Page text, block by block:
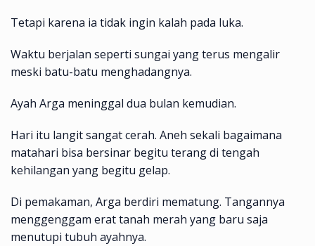
Tetapi karena ia tidak ingin kalah pada luka.
Waktu berjalan seperti sungai yang terus mengalir
meski batu-batu menghadangnya.
Ayah Arga meninggal dua bulan kemudian.
Hari itu langit sangat cerah. Aneh sekali bagaimana
matahari bisa bersinar begitu terang di tengah
kehilangan yang begitu gelap.
Di pemakaman, Arga berdiri mematung. Tangannya
menggenggam erat tanah merah yang baru saja
menutupi tubuh ayahnya.